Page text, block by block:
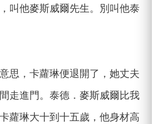
叫他麥斯威爾先生。別叫他泰
思，卡蘿琳便退開了，她丈夫
走進門。泰德．麥斯威爾比我
蘿琳大十到十五歲，他身材高